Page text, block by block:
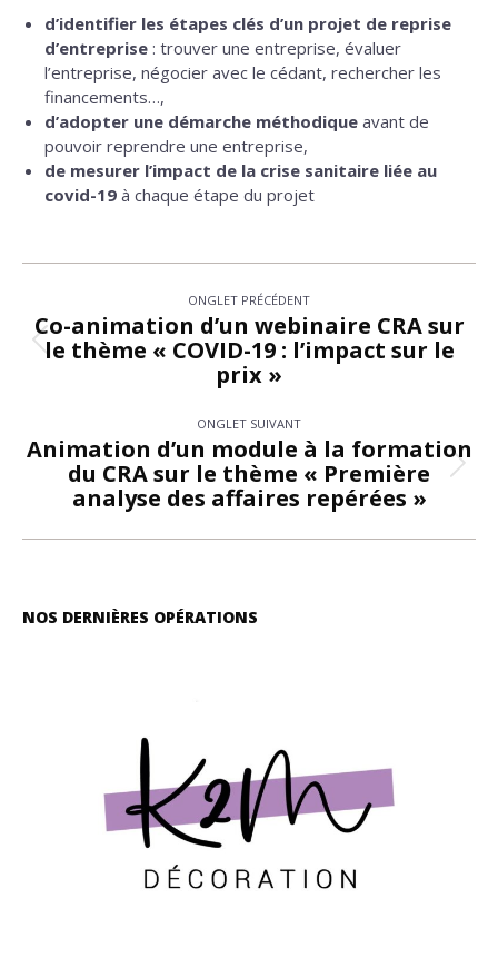
d’identifier les étapes clés d’un projet de reprise
d’entreprise : trouver une entreprise, évaluer
l’entreprise, négocier avec le cédant, rechercher les
financements…,
d’adopter une démarche méthodique avant de
pouvoir reprendre une entreprise,
de mesurer l’impact de la crise sanitaire liée au
covid-19 à chaque étape du projet
de
commentaire
ONGLET PRÉCÉDENT
Onglet
précédent
Co-animation d’un webinaire CRA sur
le thème « COVID-19 : l’impact sur le
prix »
ONGLET SUIVANT
Onglet
suivant
Animation d’un module à la formation
du CRA sur le thème « Première
analyse des affaires repérées »
NOS DERNIÈRES OPÉRATIONS